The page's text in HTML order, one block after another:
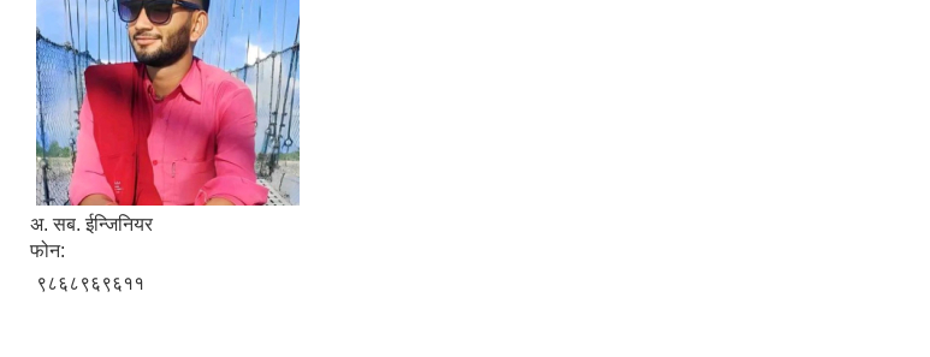
अ. सब. ईन्जिनियर
फोन:
९८६८९६९६११